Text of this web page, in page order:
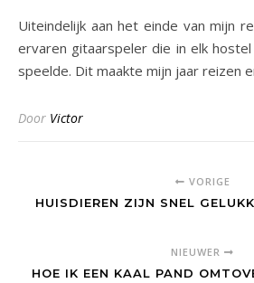
Uiteindelijk aan het einde van mijn
ervaren gitaarspeler die in elk
speelde. Dit maakte mijn jaar reizen
Door Victor
VORIGE
HUISDIEREN ZIJN SNEL
NIEUWER
HOE IK EEN KAAL PAND